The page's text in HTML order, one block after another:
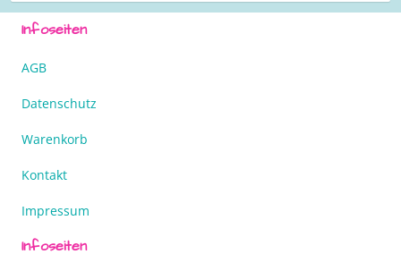
Infoseiten
AGB
Datenschutz
Warenkorb
Kontakt
Impressum
Infoseiten